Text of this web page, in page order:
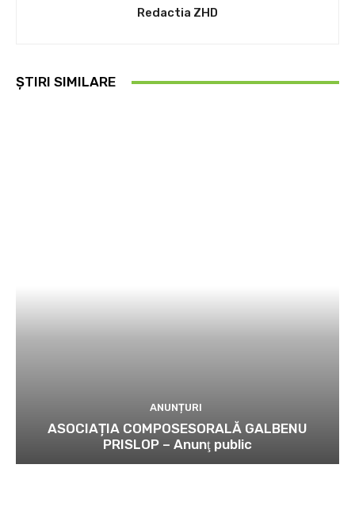
Redactia ZHD
ȘTIRI SIMILARE
ANUNȚURI
ASOCIAȚIA COMPOSESORALĂ GALBENU
PRISLOP – Anunţ public